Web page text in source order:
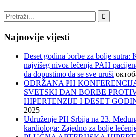
Najnovije vijesti
Deset godina borbe za bolje sutra:
najvišeg nivoa lečenja PAH
da dopustimo da se sve uruši
ODRŽANA PH
SVETSKI DAN BORBE
HIPERTENZIJE I DESET
2025
Udruženje PH Srbija na 23.
kardiologa: Zajedno za bolje